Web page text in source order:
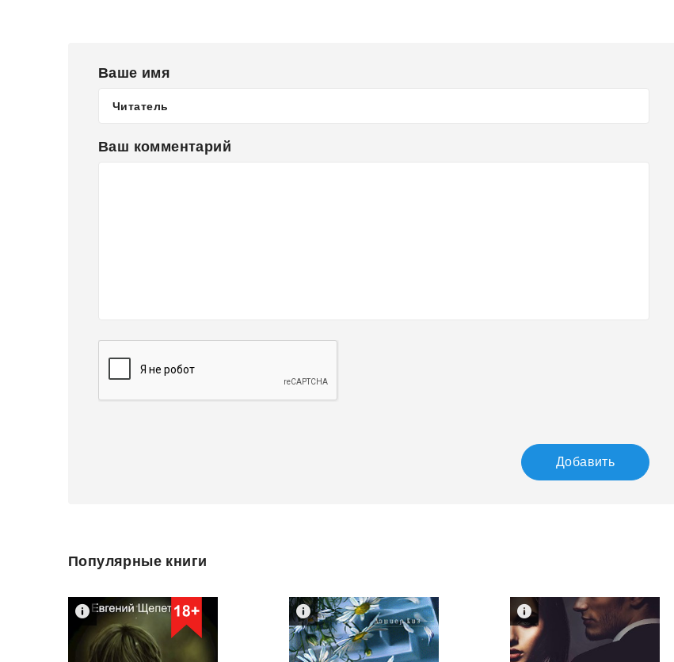
Ваше имя
Ваш комментарий
Добавить
Популярные книги